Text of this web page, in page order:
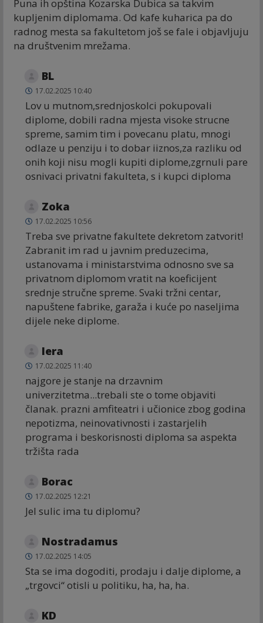
Puna ih opština Kozarska Dubica sa takvim
kupljenim diplomama. Od kafe kuharica pa do
radnog mesta sa fakultetom još se fale i objavljuju
na društvenim mrežama.
BL
17.02.2025 10:40
Lov u mutnom,srednjoskolci pokupovali
diplome, dobili radna mjesta visoke strucne
spreme, samim tim i povecanu platu, mnogi
odlaze u penziju i to dobar iiznos,za razliku od
onih koji nisu mogli kupiti diplome,zgrnuli pare
osnivaci privatni fakulteta, s i kupci diploma
Zoka
17.02.2025 10:56
Treba sve privatne fakultete dekretom zatvorit!
Zabranit im rad u javnim preduzecima,
ustanovama i ministarstvima odnosno sve sa
privatnom diplomom vratit na koeficijent
srednje stručne spreme. Svaki tržni centar,
napuštene fabrike, garaža i kuće po naseljima
dijele neke diplome.
lera
17.02.2025 11:40
najgore je stanje na drzavnim
univerzitetma...trebali ste o tome objaviti
članak. prazni amfiteatri i učionice zbog godina
nepotizma, neinovativnosti i zastarjelih
programa i beskorisnosti diploma sa aspekta
tržišta rada
Borac
17.02.2025 12:21
Jel sulic ima tu diplomu?
Nostradamus
17.02.2025 14:05
Sta se ima dogoditi, prodaju i dalje diplome, a
„trgovci“ otisli u politiku, ha, ha, ha.
KD